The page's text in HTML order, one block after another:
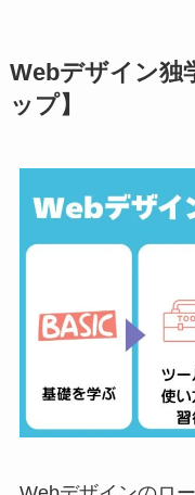
Webデザイン独
ップ】